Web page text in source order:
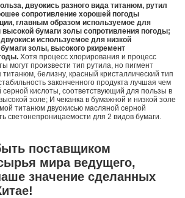
двуокись разного вида титанюм, рутил
сопротивление хорошей погоды
главным образом используемое для
высокой бумаги золы сопротивления погоды;
используемое для низкой
золы, высокого ркиремент
Хотя процесс хлорирования и процесс
могут произвести тип рутила, но пигмент
белизну, красный кристаллический тип
законченного продукта лучшая чем
кислоты, соответствующий для пользы в
золе; И чеканка в бумажной и низкой золе
титанюм двуокисью масляной серной
светонепроницаемости для 2 видов бумаги.
поставщиком
мира ведущего,
значение сделанных